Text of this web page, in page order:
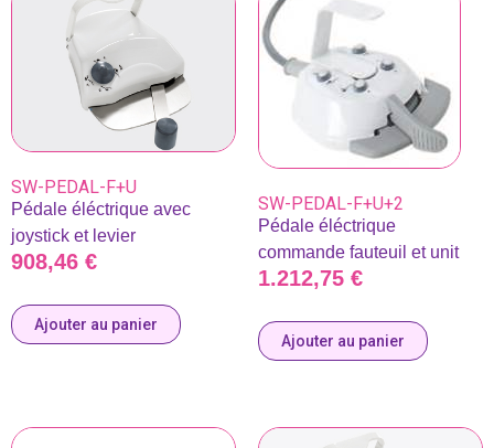
SW-PEDAL-F+U
Pédale éléctrique avec
joystick et levier
908,46 €
Ajouter au panier
SW-PEDAL-F+U+2
Pédale éléctrique
commande fauteuil et unit
1.212,75 €
Ajouter au panier